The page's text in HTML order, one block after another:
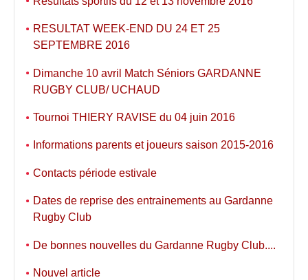
RESULTAT WEEK-END DU 24 ET 25
SEPTEMBRE 2016
Dimanche 10 avril Match Séniors GARDANNE
RUGBY CLUB/ UCHAUD
Tournoi THIERY RAVISE du 04 juin 2016
Informations parents et joueurs saison 2015-2016
Contacts période estivale
Dates de reprise des entrainements au Gardanne
Rugby Club
De bonnes nouvelles du Gardanne Rugby Club....
Nouvel article